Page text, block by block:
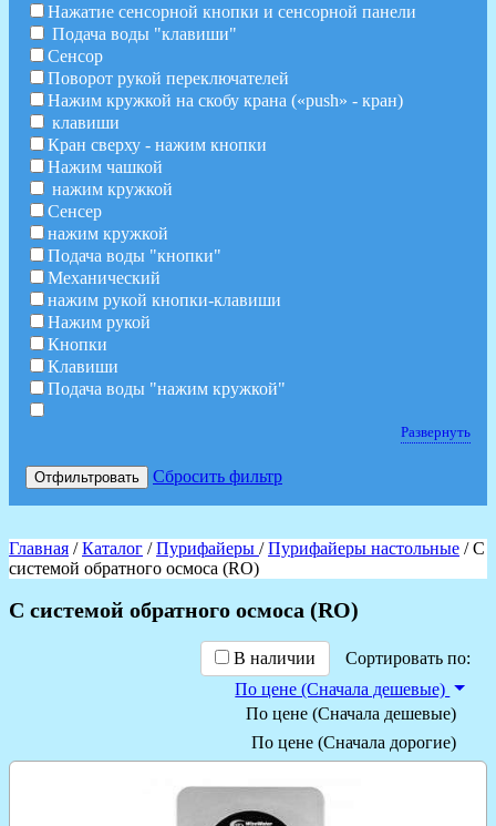
Нажатие сенсорной кнопки и сенсорной панели
Подача воды "клавиши"
Сенсор
Поворот рукой переключателей
Нажим кружкой на скобу крана («push» - кран)
клавиши
Кран сверху - нажим кнопки
Нажим чашкой
нажим кружкой
Сенсер
нажим кружкой
Подача воды "кнопки"
Механический
нажим рукой кнопки-клавиши
Нажим рукой
Кнопки
Клавиши
Подача воды "нажим кружкой"
Развернуть
Отфильтровать Сбросить фильтр
Главная /Каталог /Пурифайеры /Пурифайеры настольные / С
системой обратного осмоса (RO)
С системой обратного осмоса (RO)
В наличии
Сортировать по:
По цене (Сначала дешевые)
По цене (Сначала дешевые)
По цене (Сначала дорогие)